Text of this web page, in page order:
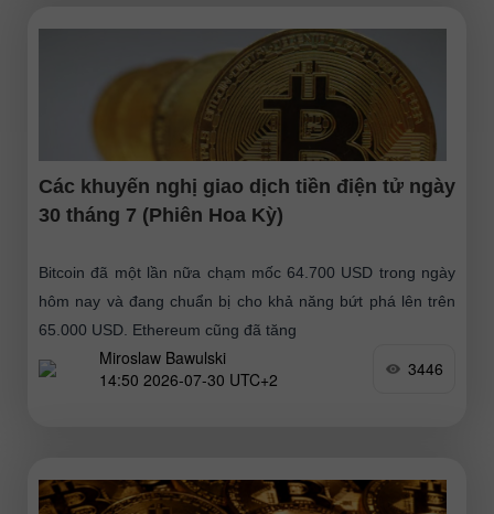
Các khuyến nghị giao dịch tiền điện tử ngày
30 tháng 7 (Phiên Hoa Kỳ)
Bitcoin đã một lần nữa chạm mốc 64.700 USD trong ngày
hôm nay và đang chuẩn bị cho khả năng bứt phá lên trên
65.000 USD. Ethereum cũng đã tăng
Miroslaw Bawulski
14:50 2026-07-30 UTC+2
3446